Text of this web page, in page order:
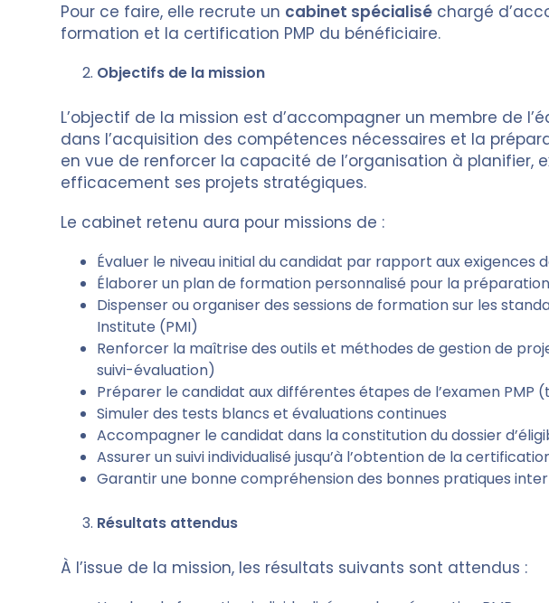
Pour ce faire, elle recrute un cabinet spécialisé chargé
formation et la certification PMP du bénéficiaire.
Objectifs de la mission
L’objectif de la mission est d’accompagner un membre de
dans l’acquisition des compétences nécessaires et la
en vue de renforcer la capacité de l’organisation à planifier,
efficacement ses projets stratégiques.
Le cabinet retenu aura pour missions de :
Évaluer le niveau initial du candidat par rapport aux exigences
Élaborer un plan de formation personnalisé pour la préparation
Dispenser ou organiser des sessions de formation sur les
Institute (PMI)
Renforcer la maîtrise des outils et méthodes de gestion de
suivi-évaluation)
Préparer le candidat aux différentes étapes de l’examen PMP
Simuler des tests blancs et évaluations continues
Accompagner le candidat dans la constitution du dossier
Assurer un suivi individualisé jusqu’à l’obtention de la
Garantir une bonne compréhension des bonnes pratiques
Résultats attendus
À l’issue de la mission, les résultats suivants sont attendus :